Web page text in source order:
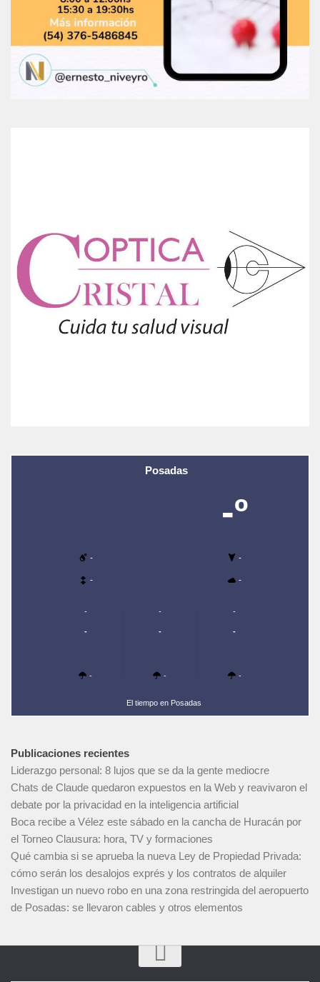
Posadas
-º
- -
- -
-
-
-
-
-
-
-
-
-
El tiempo en Posadas
Publicaciones recientes
Liderazgo personal: 8 lujos que se da la gente mediocre
Chats de Claude quedaron expuestos en la Web y reavivaron el
debate por la privacidad en la inteligencia artificial
Boca recibe a Vélez este sábado en la cancha de Huracán por
el Torneo Clausura: hora, TV y formaciones
Qué cambia si se aprueba la nueva Ley de Propiedad Privada:
cómo serán los desalojos exprés y los contratos de alquiler
Investigan un nuevo robo en una zona restringida del aeropuerto
de Posadas: se llevaron cables y otros elementos